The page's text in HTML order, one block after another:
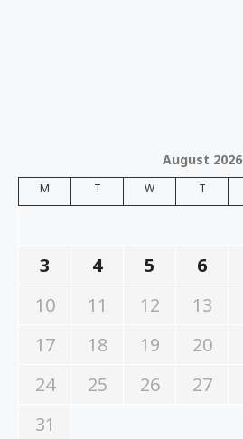
August 2026
M T W T
3
4 5 6
10
11 12 13
17
18 19 20
24
25 26 27
31